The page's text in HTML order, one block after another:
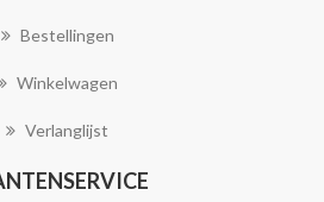
Bestellingen
Winkelwagen
Verlanglijst